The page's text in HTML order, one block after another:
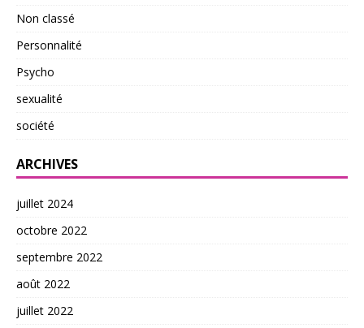
Non classé
Personnalité
Psycho
sexualité
société
ARCHIVES
juillet 2024
octobre 2022
septembre 2022
août 2022
juillet 2022